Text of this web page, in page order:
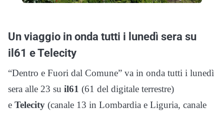
Un viaggio in onda tutti i lunedì sera su
il61 e Telecity
“Dentro e Fuori dal Comune” va in onda tutti i lunedì
sera alle 23 su il61 (61 del digitale terrestre)
e Telecity (canale 13 in Lombardia e Liguria, canale